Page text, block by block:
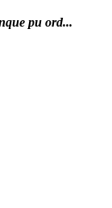
pu ord...